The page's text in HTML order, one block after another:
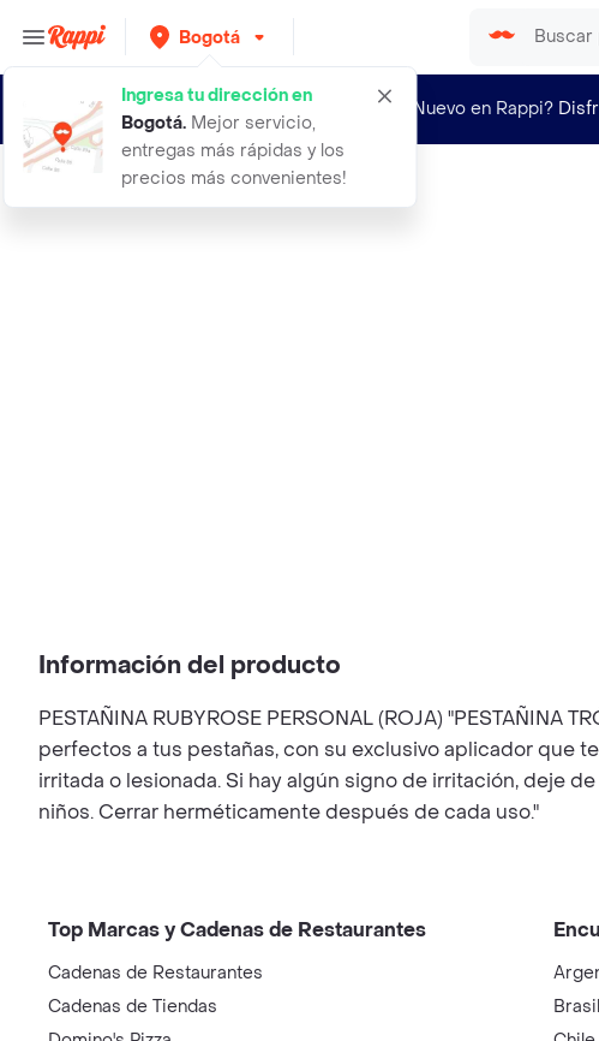
Bogotá
Ingresa tu dirección en
Bogotá. Mejor servicio,
entregas más rápidas y los
precios más convenientes!
¿Nuevo en Rappi?
pestanina ruby rose
Información del producto
PESTAÑINA RUBYROSE PERSONAL (ROJA)
perfectos a tus pestañas, con su exclusivo aplicador que
irritada o lesionada. Si hay algún signo de irritación, deje
niños. Cerrar herméticamente después de cada uso."
Top Marcas y Cadenas de Restaurantes
Cadenas de Restaurantes
Cadenas de Tiendas
Brasil